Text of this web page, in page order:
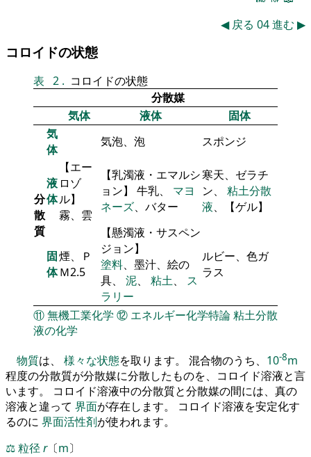
◀ 戻る 04進む ▶
コロイドの状態
表 2 . コロイドの状態
分散媒
気体
液体 固体
分
散
質
気
体
気泡、泡 スポンジ
液
体
【エー
ロゾ
ル】
霧、雲
【乳濁液・エマルシ
ョン】 牛乳、 マヨ
ネーズ、バター
寒天、ゼラチ
ン、 粘土分散
液、【ゲル】
固
体
煙、Ｐ
Ｍ2.5
【懸濁液・サスペン
ジョン】
塗料、墨汁、絵の
具、 泥、 粘土、 ス
ラリー
ルビー、色ガ
ラス
⑪無機工業化学 ⑫ エネルギー化学特論粘土分散
液の化学
物質は、 様々な状態を取ります。 混合物のうち、 10-8m
程度の分散質が分散媒に分散したものを、コロイド溶液と言
います。 コロイド溶液中の分散質と分散媒の間には、真の
溶液と違って 界面が存在します。 コロイド溶液を安定化す
るのに 界面活性剤が使われます。
⚖️粒径r〔m〕